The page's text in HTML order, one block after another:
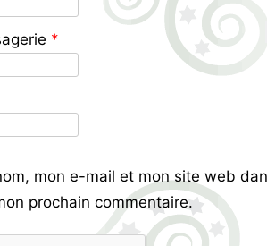
*
mon e-mail et mon site web
prochain commentaire.